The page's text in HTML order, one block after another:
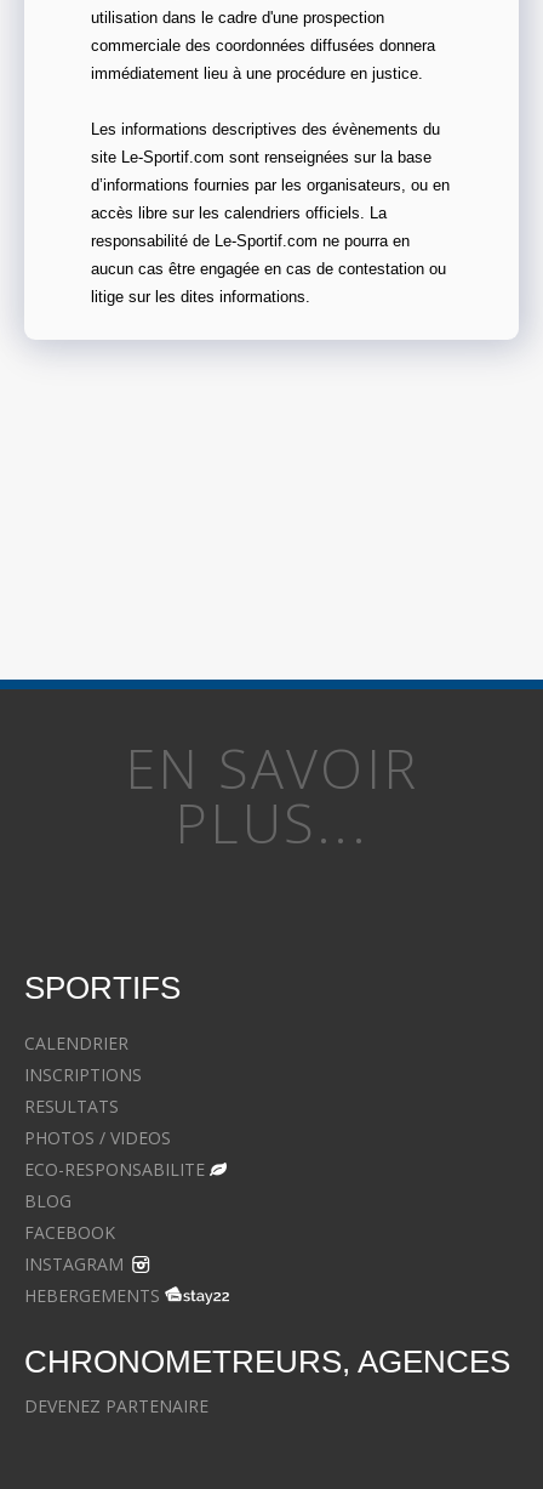
utilisation dans le cadre d'une prospection
commerciale des coordonnées diffusées donnera
immédiatement lieu à une procédure en justice.
Les informations descriptives des évènements du
site Le-Sportif.com sont renseignées sur la base
d’informations fournies par les organisateurs, ou en
accès libre sur les calendriers officiels. La
responsabilité de Le-Sportif.com ne pourra en
aucun cas être engagée en cas de contestation ou
litige sur les dites informations.
EN SAVOIR
PLUS...
SPORTIFS
CALENDRIER
INSCRIPTIONS
RESULTATS
PHOTOS / VIDEOS
ECO-RESPONSABILITE
BLOG
FACEBOOK
INSTAGRAM
HEBERGEMENTS
CHRONOMETREURS, AGENCES
DEVENEZ PARTENAIRE